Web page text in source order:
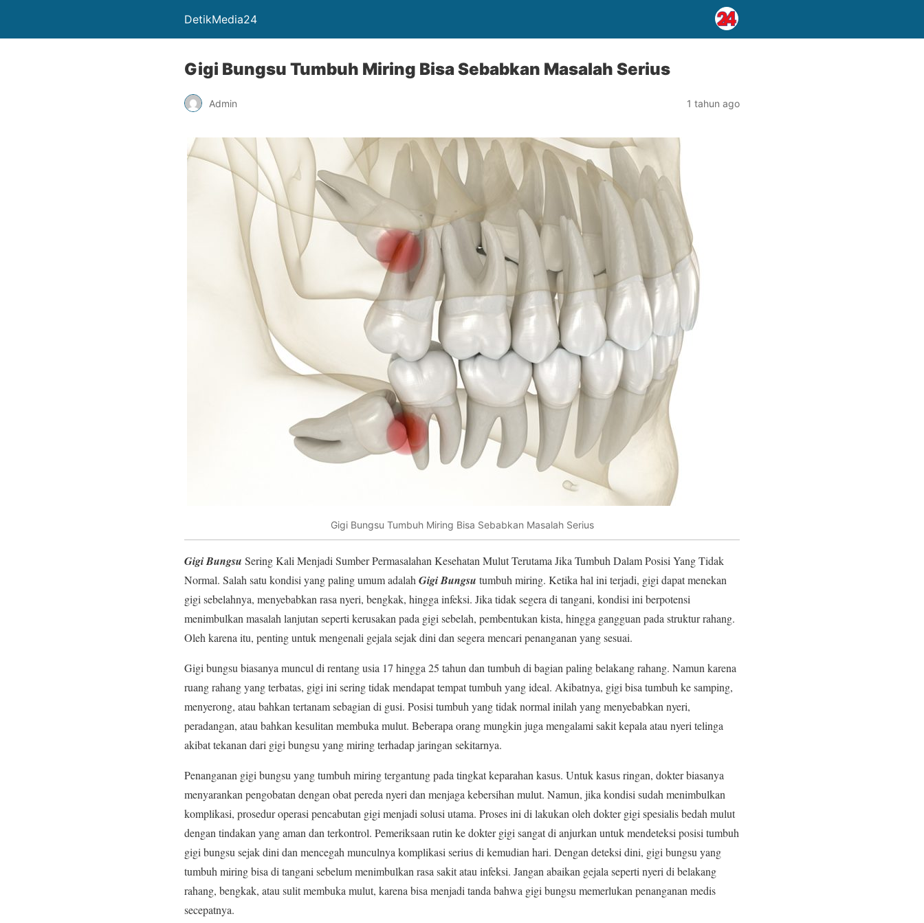
DetikMedia24
Gigi Bungsu Tumbuh Miring Bisa Sebabkan Masalah Serius
Admin 1 tahun ago
Gigi Bungsu Tumbuh Miring Bisa Sebabkan Masalah Serius
Gigi Bungsu Sering Kali Menjadi Sumber Permasalahan Kesehatan Mulut Terutama Jika Tumbuh Dalam Posisi Yang Tidak
Normal. Salah satu kondisi yang paling umum adalah Gigi Bungsu tumbuh miring. Ketika hal ini terjadi, gigi dapat menekan
gigi sebelahnya, menyebabkan rasa nyeri, bengkak, hingga infeksi. Jika tidak segera di tangani, kondisi ini berpotensi
menimbulkan masalah lanjutan seperti kerusakan pada gigi sebelah, pembentukan kista, hingga gangguan pada struktur rahang.
Oleh karena itu, penting untuk mengenali gejala sejak dini dan segera mencari penanganan yang sesuai.
Gigi bungsu biasanya muncul di rentang usia 17 hingga 25 tahun dan tumbuh di bagian paling belakang rahang. Namun karena
ruang rahang yang terbatas, gigi ini sering tidak mendapat tempat tumbuh yang ideal. Akibatnya, gigi bisa tumbuh ke samping,
menyerong, atau bahkan tertanam sebagian di gusi. Posisi tumbuh yang tidak normal inilah yang menyebabkan nyeri,
peradangan, atau bahkan kesulitan membuka mulut. Beberapa orang mungkin juga mengalami sakit kepala atau nyeri telinga
akibat tekanan dari gigi bungsu yang miring terhadap jaringan sekitarnya.
Penanganan gigi bungsu yang tumbuh miring tergantung pada tingkat keparahan kasus. Untuk kasus ringan, dokter biasanya
menyarankan pengobatan dengan obat pereda nyeri dan menjaga kebersihan mulut. Namun, jika kondisi sudah menimbulkan
komplikasi, prosedur operasi pencabutan gigi menjadi solusi utama. Proses ini di lakukan oleh dokter gigi spesialis bedah mulut
dengan tindakan yang aman dan terkontrol. Pemeriksaan rutin ke dokter gigi sangat di anjurkan untuk mendeteksi posisi tumbuh
gigi bungsu sejak dini dan mencegah munculnya komplikasi serius di kemudian hari. Dengan deteksi dini, gigi bungsu yang
tumbuh miring bisa di tangani sebelum menimbulkan rasa sakit atau infeksi. Jangan abaikan gejala seperti nyeri di belakang
rahang, bengkak, atau sulit membuka mulut, karena bisa menjadi tanda bahwa gigi bungsu memerlukan penanganan medis
secepatnya.